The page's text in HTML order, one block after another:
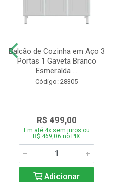
Balcão de Cozinha em Aço 3
Portas 1 Gaveta Branco
Esmeralda ...
Código: 28305
R$ 499,00
Em até 4x sem juros ou
R$ 469,06 no PIX
Adicionar